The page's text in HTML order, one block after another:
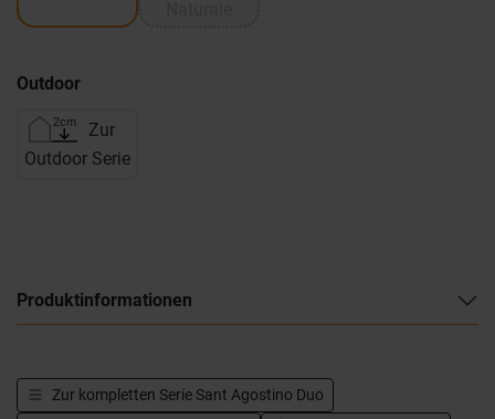
Outdoor
Zur
Outdoor Serie
Produktinformationen
Zur kompletten Serie Sant Agostino Duo